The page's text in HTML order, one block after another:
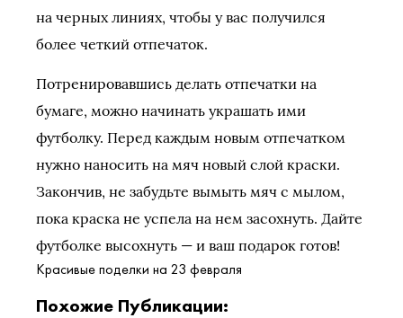
на черных линиях, чтобы у вас получился
более четкий отпечаток.
Потренировавшись делать отпечатки на
бумаге, можно начинать украшать ими
футболку. Перед каждым новым отпечатком
нужно наносить на мяч новый слой краски.
Закончив, не забудьте вымыть мяч с мылом,
пока краска не успела на нем засохнуть. Дайте
футболке высохнуть — и ваш подарок готов!
Красивые поделки на 23 февраля
Похожие Публикации: